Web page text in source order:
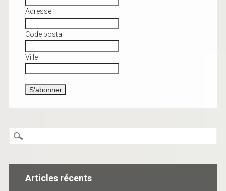
Adresse
Code postal
Ville
Articles récents